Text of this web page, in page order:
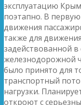
эксплуатацию
поэтапно. В
движения
также для
задействованной
железнодорожной
было принято для
транспортный
нагрузки.
откроют с